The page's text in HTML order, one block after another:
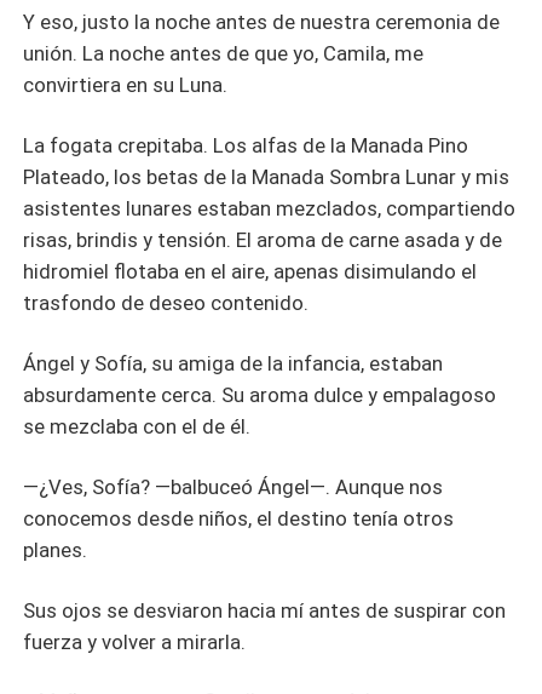
Y eso, justo la noche antes de nuestra ceremonia de
unión. La noche antes de que yo, Camila, me
convirtiera en su Luna.
La fogata crepitaba. Los alfas de la Manada Pino
Plateado, los betas de la Manada Sombra Lunar y mis
asistentes lunares estaban mezclados, compartiendo
risas, brindis y tensión. El aroma de carne asada y de
hidromiel flotaba en el aire, apenas disimulando el
trasfondo de deseo contenido.
Ángel y Sofía, su amiga de la infancia, estaban
absurdamente cerca. Su aroma dulce y empalagoso
se mezclaba con el de él.
—¿Ves, Sofía? —balbuceó Ángel—. Aunque nos
conocemos desde niños, el destino tenía otros
planes.
Sus ojos se desviaron hacia mí antes de suspirar con
fuerza y volver a mirarla.